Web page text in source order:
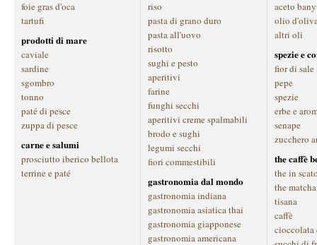
foie gras d'oca
tartufi
prodotti di mare
caviale
sardine
sgombro
tonno
paté di pesce
zuppa di pesce
carne e salumi
prosciutto iberico bellota
terrine e paté
riso
pasta di grano duro
pasta all'uovo
risotto
sughi e pesto
aperitivi
farine
funghi secchi
aperitivi creme spalmabili
brodo e sughi
legumi secchi
fiori commestibili
gastronomia dal mondo
gastronomia indiana
gastronomia asiatica thai
gastronomia giapponese
gastronomia americana
aceto
olio
altri oli
spezie e
fior di sale
pepe
spezie
erbe e
senape
zucchero
the caffè
the in
the matcha
tisana
caffè
cioccolata